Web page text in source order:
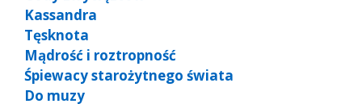
Kassandra
Tęsknota
Mądrość i roztropność
Śpiewacy starożytnego świata
Do muzy